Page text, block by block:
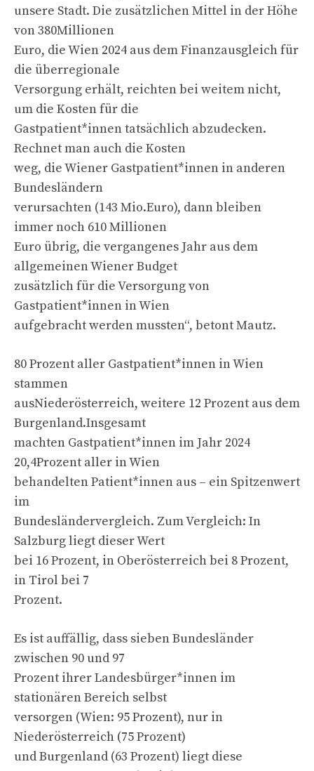
unsere Stadt. Die zusätzlichen Mittel in der Höhe
von 380Millionen
Euro, die Wien 2024 aus dem Finanzausgleich für
die überregionale
Versorgung erhält, reichten bei weitem nicht,
um die Kosten für die
Gastpatient*innen tatsächlich abzudecken.
Rechnet man auch die Kosten
weg, die Wiener Gastpatient*innen in anderen
Bundesländern
verursachten (143 Mio.Euro), dann bleiben
immer noch 610 Millionen
Euro übrig, die vergangenes Jahr aus dem
allgemeinen Wiener Budget
zusätzlich für die Versorgung von
Gastpatient*innen in Wien
aufgebracht werden mussten“, betont Mautz.
80 Prozent aller Gastpatient*innen in Wien
stammen
ausNiederösterreich, weitere 12 Prozent aus dem
Burgenland.Insgesamt
machten Gastpatient*innen im Jahr 2024
20,4Prozent aller in Wien
behandelten Patient*innen aus – ein Spitzenwert
im
Bundesländervergleich. Zum Vergleich: In
Salzburg liegt dieser Wert
bei 16 Prozent, in Oberösterreich bei 8 Prozent,
in Tirol bei 7
Prozent.
Es ist auffällig, dass sieben Bundesländer
zwischen 90 und 97
Prozent ihrer Landesbürger*innen im
stationären Bereich selbst
versorgen (Wien: 95 Prozent), nur in
Niederösterreich (75 Prozent)
und Burgenland (63 Prozent) liegt diese